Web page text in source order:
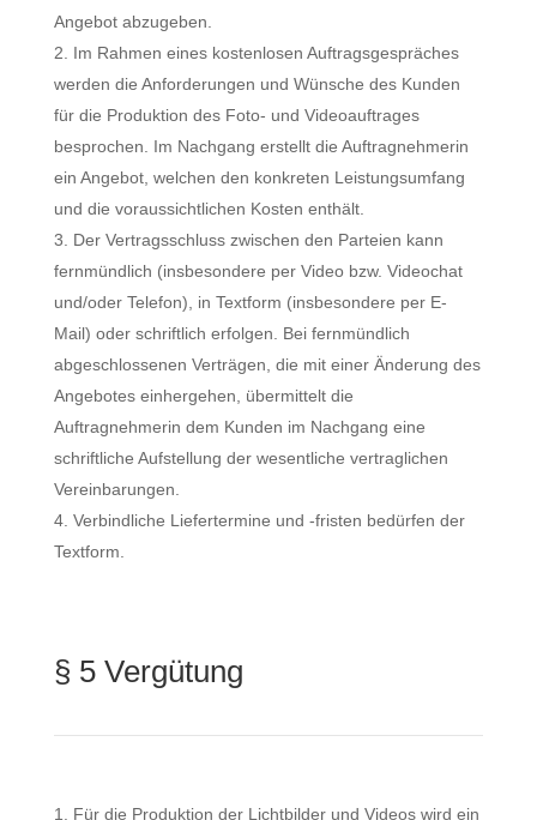
Angebot abzugeben.
Im Rahmen eines kostenlosen Auftragsgespräches
werden die Anforderungen und Wünsche des Kunden
für die Produktion des Foto- und Videoauftrages
besprochen. Im Nachgang erstellt die Auftragnehmerin
ein Angebot, welchen den konkreten Leistungsumfang
und die voraussichtlichen Kosten enthält.
Der Vertragsschluss zwischen den Parteien kann
fernmündlich (insbesondere per Video bzw. Videochat
und/oder Telefon), in Textform (insbesondere per E-
Mail) oder schriftlich erfolgen. Bei fernmündlich
abgeschlossenen Verträgen, die mit einer Änderung des
Angebotes einhergehen, übermittelt die
Auftragnehmerin dem Kunden im Nachgang eine
schriftliche Aufstellung der wesentliche vertraglichen
Vereinbarungen.
Verbindliche Liefertermine und -fristen bedürfen der
Textform.
§ 5 Vergütung
Für die Produktion der Lichtbilder und Videos wird ein